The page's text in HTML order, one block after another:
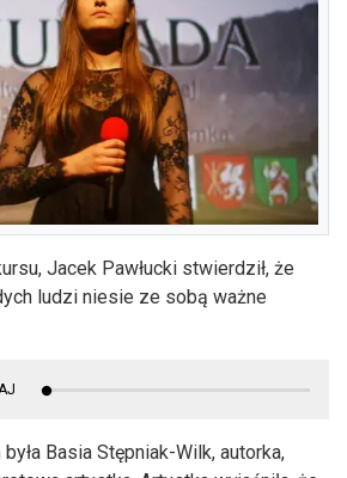
Jacek Pawłucki stwierdził, że
ludzi niesie ze sobą ważne
Basia Stępniak-Wilk, autorka,